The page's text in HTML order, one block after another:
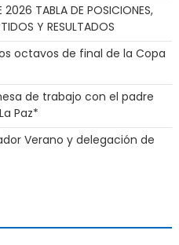
2026 TABLA DE POSICIONES,
Y RESULTADOS
octavos de final de la Copa
de trabajo con el padre
Paz*
Verano y delegación de